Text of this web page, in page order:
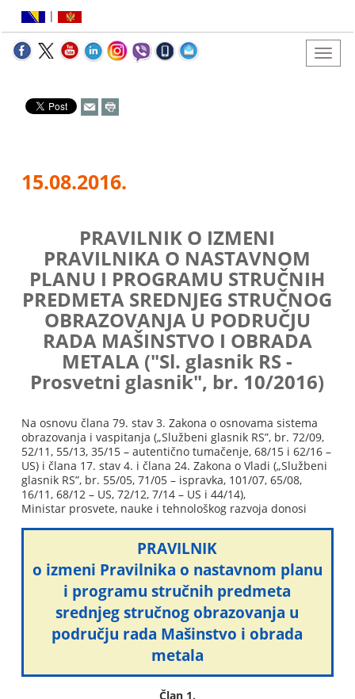
|
15.08.2016.
PRAVILNIK O IZMENI
PRAVILNIKA O NASTAVNOM
PLANU I PROGRAMU STRUČNIH
PREDMETA SREDNJEG STRUČNOG
OBRAZOVANJA U PODRUČJU
RADA MAŠINSTVO I OBRADA
METALA ("Sl. glasnik RS -
Prosvetni glasnik", br. 10/2016)
Na osnovu člana 79. stav 3. Zakona o osnovama sistema
obrazovanja i vaspitanja („Službeni glasnik RS”, br. 72/09,
52/11, 55/13, 35/15 – autentično tumačenje, 68/15 i 62/16 –
US) i člana 17. stav 4. i člana 24. Zakona o Vladi („Službeni
glasnik RS”, br. 55/05, 71/05 – ispravka, 101/07, 65/08,
16/11, 68/12 – US, 72/12, 7/14 – US i 44/14),
Ministar prosvete, nauke i tehnološkog razvoja donosi
PRAVILNIK
o izmeni Pravilnika o nastavnom planu
i programu stručnih predmeta
srednjeg stručnog obrazovanja u
području rada Mašinstvo i obrada
metala
Član 1.